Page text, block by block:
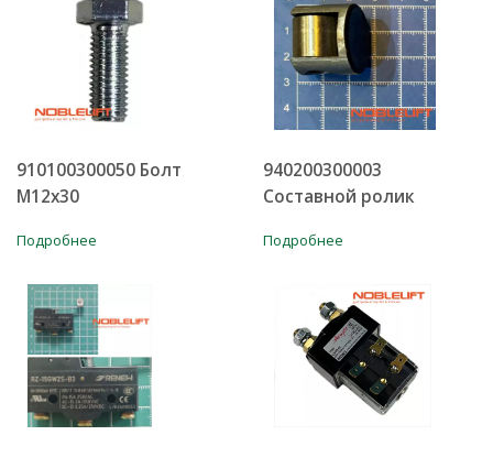
910100300050 Болт
M12x30
Подробнее
940200300003
Составной ролик
Подробнее